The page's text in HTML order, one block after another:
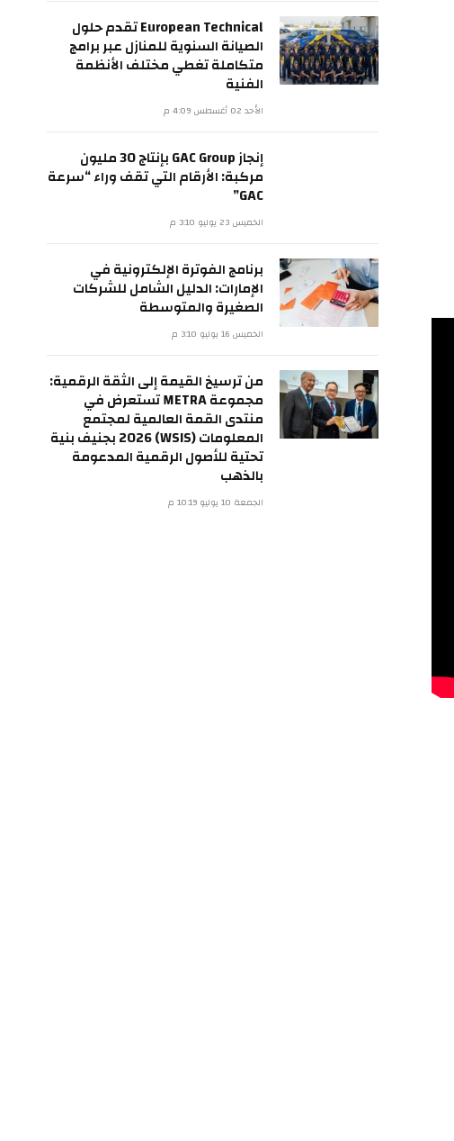
European Technical تقدم حلول
الصيانة السنوية للمنازل عبر برامج
متكاملة تغطي مختلف الأنظمة
الفنية
الأحد 02 أغسطس 4:09 م
إنجاز GAC Group بإنتاج 30 مليون
مركبة: الأرقام التي تقف وراء “سرعة
GAC”
الخميس 23 يوليو 3:10 م
برنامج الفوترة الإلكترونية في
الإمارات: الدليل الشامل للشركات
الصغيرة والمتوسطة
الخميس 16 يوليو 3:10 م
من ترسيخ القيمة إلى الثقة الرقمية:
مجموعة METRA تستعرض في
منتدى القمة العالمية لمجتمع
المعلومات (WSIS) 2026 بجنيف بنية
تحتية للأصول الرقمية المدعومة
بالذهب
الجمعة 10 يوليو 10:19 م